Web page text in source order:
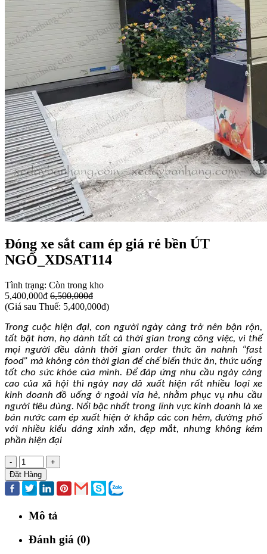
Đóng xe sắt cam ép giá rẻ bền ÚT
NGỐ_XDSAT114
Tình trạng: Còn trong kho
5,400,000đ 6,500,000đ
(Giá sau Thuế: 5,400,000đ)
Trong cuộc hiện đại, con người ngày càng trở nên bận rộn,
tất bật hơn, họ dành tất cả thời gian trong công việc, vì thế
mọi người đều dành thời gian order thức ăn nahnh “fast
food” mà không còn thời gian để chế biến thức ăn, thức uống
tốt cho sức khỏe của mình. Để đáp ứng nhu cầu ngày càng
cao của xã hội thì ngày nay đã xuất hiện rất nhiều loại xe
kinh doanh đồ uống ở ngoài vỉa hè, nhằm phục vụ nhu cầu
người tiêu dùng. Nổi bậc nhất trong lĩnh vực kinh doanh là xe
bán nước cam ép xuất hiện ở khắp các con hẻm, đường phố
với nhiều kiểu dáng xinh xắn, đẹp mắt, nhưng không kém
phần hiện đại
-
+
Đặt Hàng
Mô tả
Đánh giá (0)